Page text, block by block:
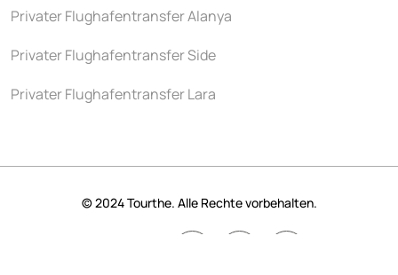
Privater Flughafentransfer Alanya
Privater Flughafentransfer Side
Privater Flughafentransfer Lara
© 2024 Tourthe. Alle Rechte vorbehalten.